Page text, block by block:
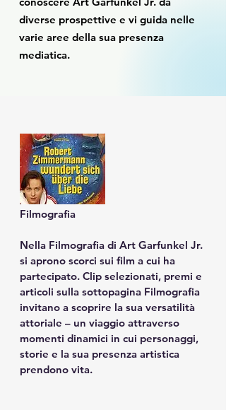
diverse prospettive e vi guida nelle
varie aree della sua presenza
mediatica.
Filmografia
Nella Filmografia di Art Garfunkel Jr.
si aprono scorci sui film a cui ha
partecipato. Clip selezionati, premi e
articoli sulla sottopagina Filmografia
invitano a scoprire la sua versatilità
attoriale – un viaggio attraverso
momenti dinamici in cui personaggi,
storie e la sua presenza artistica
prendono vita.